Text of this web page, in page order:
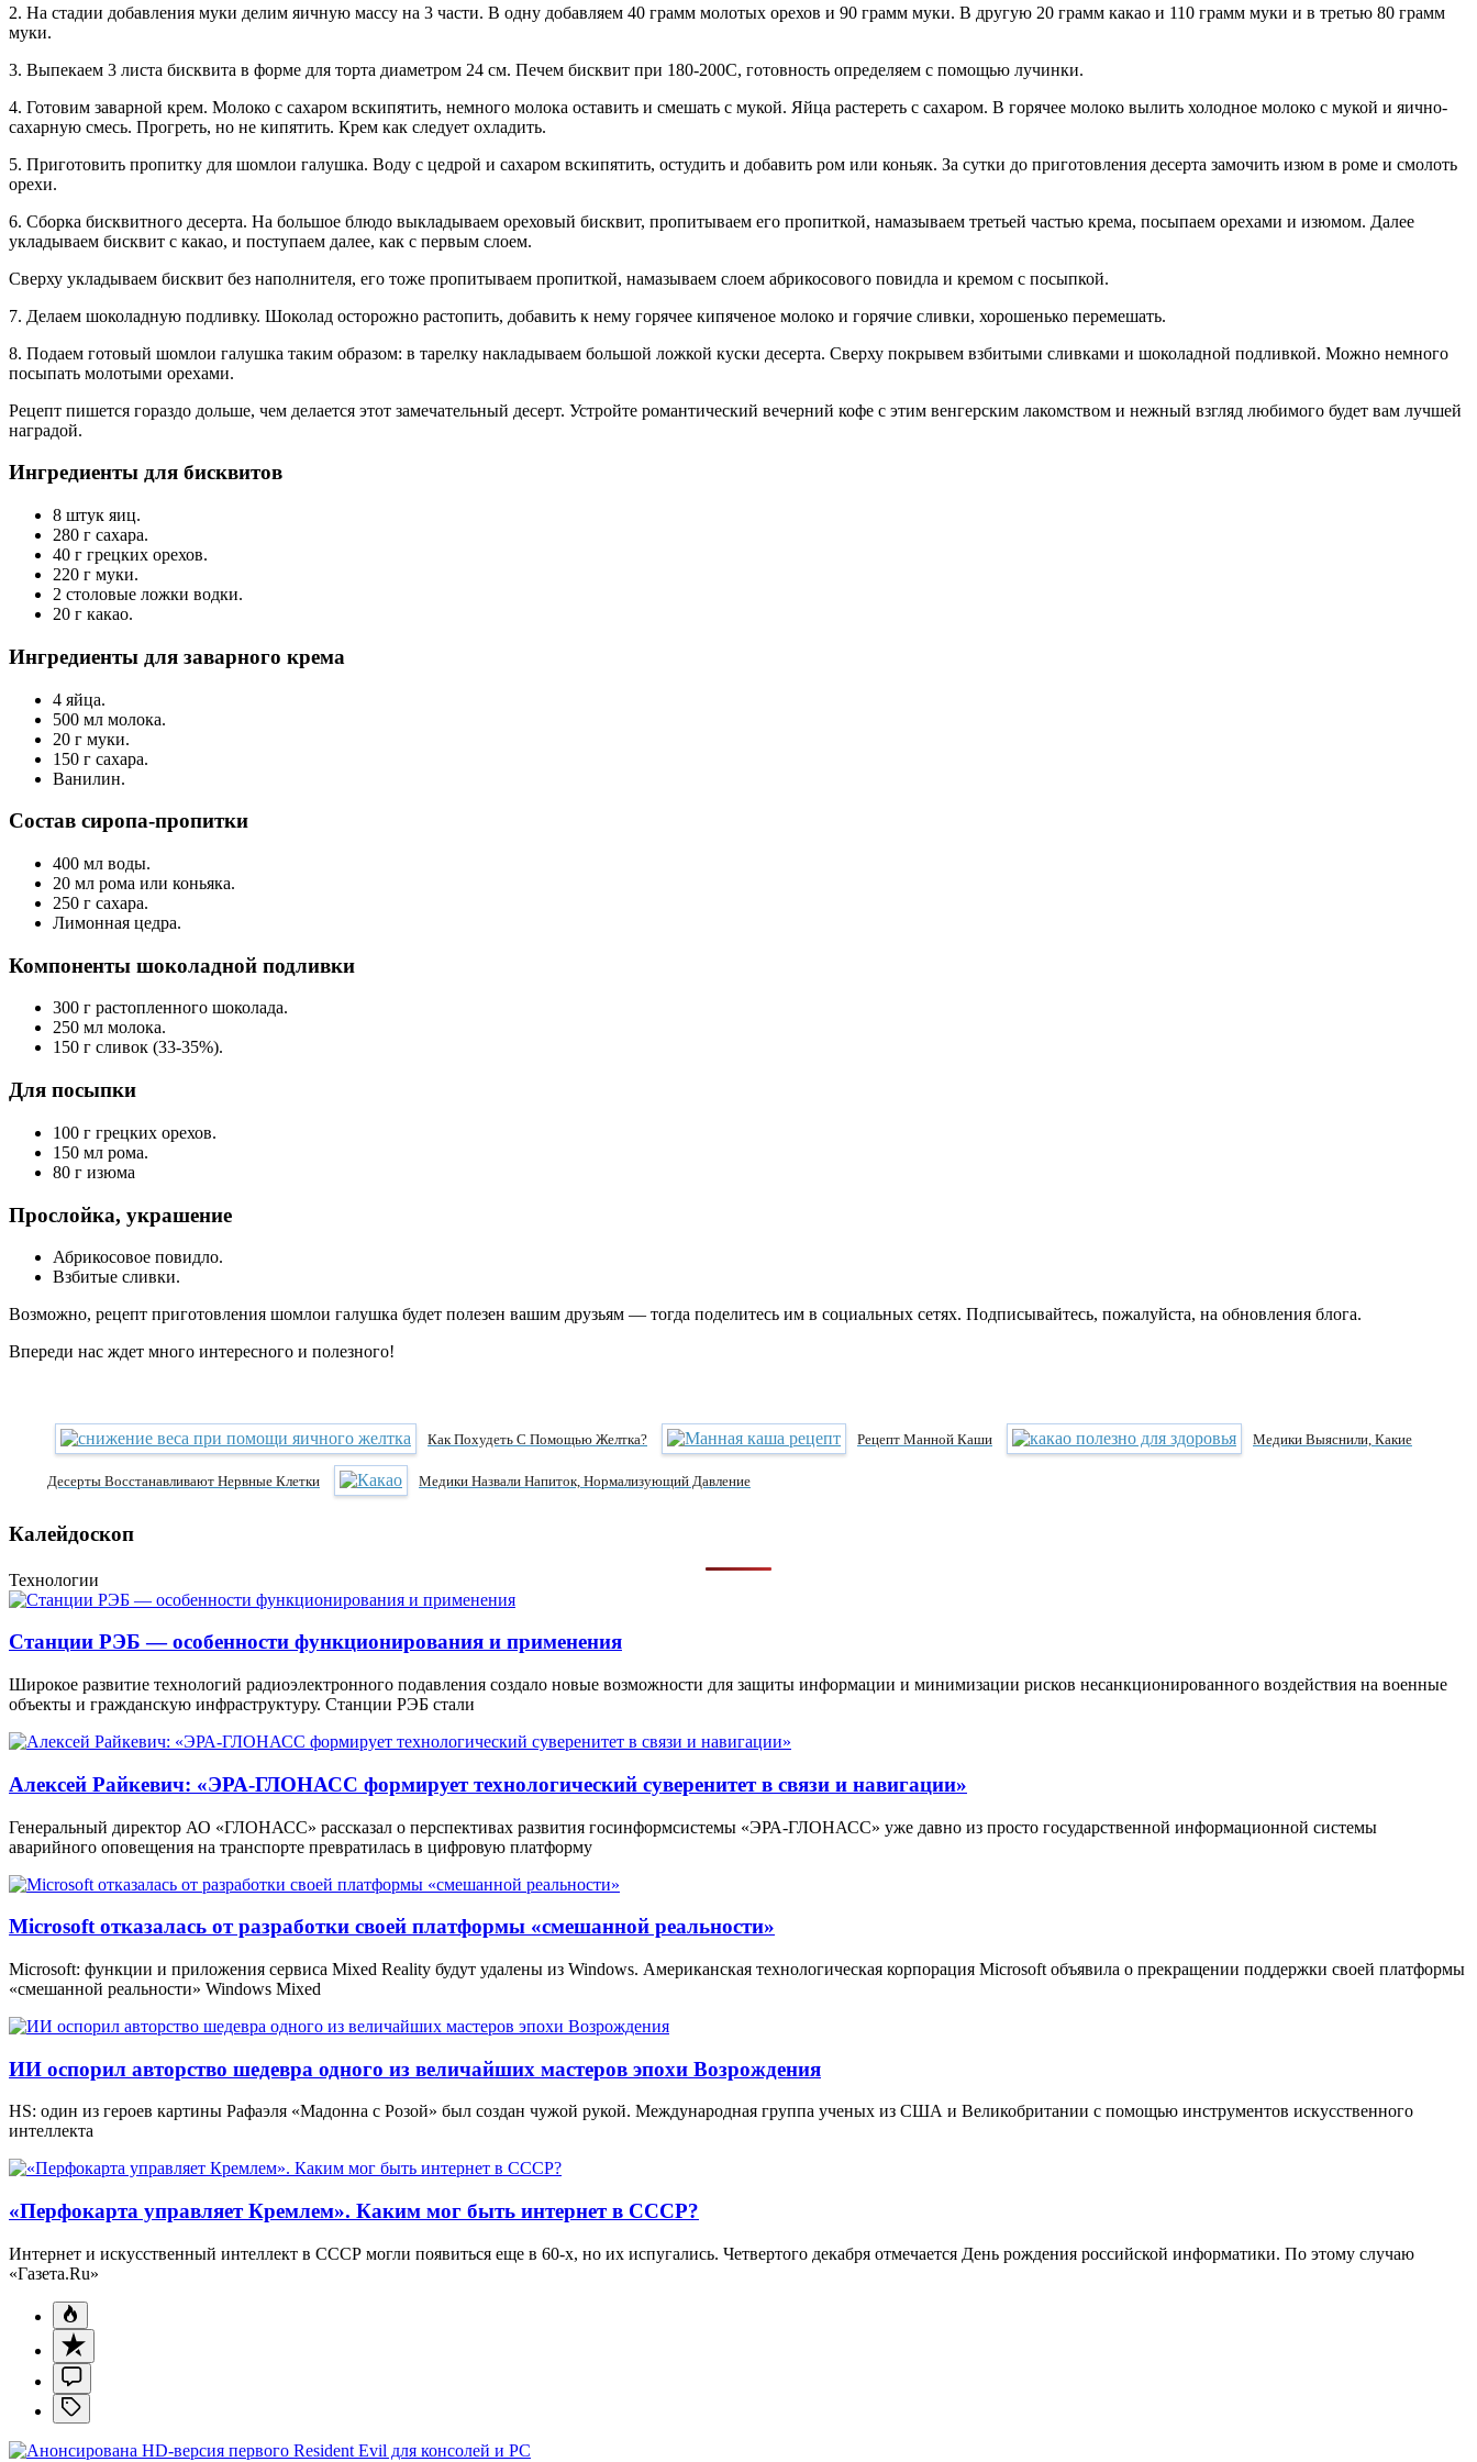
2. На стадии добавления муки делим яичную массу на 3 части. В одну добавляем 40 грамм молотых орехов и 90 грамм муки. В другую 20 грамм какао и 110 грамм муки и в третью 80 грамм
муки.
3. Выпекаем 3 листа бисквита в форме для торта диаметром 24 см. Печем бисквит при 180-200С, готовность определяем с помощью лучинки.
4. Готовим заварной крем. Молоко с сахаром вскипятить, немного молока оставить и смешать с мукой. Яйца растереть с сахаром. В горячее молоко вылить холодное молоко с мукой и яично-
сахарную смесь. Прогреть, но не кипятить. Крем как следует охладить.
5. Приготовить пропитку для шомлои галушка. Воду с цедрой и сахаром вскипятить, остудить и добавить ром или коньяк. За сутки до приготовления десерта замочить изюм в роме и смолоть
орехи.
6. Сборка бисквитного десерта. На большое блюдо выкладываем ореховый бисквит, пропитываем его пропиткой, намазываем третьей частью крема, посыпаем орехами и изюмом. Далее
укладываем бисквит с какао, и поступаем далее, как с первым слоем.
Сверху укладываем бисквит без наполнителя, его тоже пропитываем пропиткой, намазываем слоем абрикосового повидла и кремом с посыпкой.
7. Делаем шоколадную подливку. Шоколад осторожно растопить, добавить к нему горячее кипяченое молоко и горячие сливки, хорошенько перемешать.
8. Подаем готовый шомлои галушка таким образом: в тарелку накладываем большой ложкой куски десерта. Сверху покрывем взбитыми сливками и шоколадной подливкой. Можно немного
посыпать молотыми орехами.
Рецепт пишется гораздо дольше, чем делается этот замечательный десерт. Устройте романтический вечерний кофе с этим венгерским лакомством и нежный взгляд любимого будет вам лучшей
наградой.
Ингредиенты для бисквитов
8 штук яиц.
280 г сахара.
40 г грецких орехов.
220 г муки.
2 столовые ложки водки.
20 г какао.
Ингредиенты для заварного крема
4 яйца.
500 мл молока.
20 г муки.
150 г сахара.
Ванилин.
Состав сиропа-пропитки
400 мл воды.
20 мл рома или коньяка.
250 г сахара.
Лимонная цедра.
Компоненты шоколадной подливки
300 г растопленного шоколада.
250 мл молока.
150 г сливок (33-35%).
Для посыпки
100 г грецких орехов.
150 мл рома.
80 г изюма
Прослойка, украшение
Абрикосовое повидло.
Взбитые сливки.
Возможно, рецепт приготовления шомлои галушка будет полезен вашим друзьям — тогда поделитесь им в социальных сетях. Подписывайтесь, пожалуйста, на обновления блога.
Впереди нас ждет много интересного и полезного!
Как Похудеть С Помощью Желтка? Рецепт Манной Каши Медики Выяснили, Какие
Десерты Восстанавливают Нервные Клетки Медики Назвали Напиток, Нормализующий Давление
Калейдоскоп
Технологии
Станции РЭБ — особенности функционирования и применения
Широкое развитие технологий радиоэлектронного подавления создало новые возможности для защиты информации и минимизации рисков несанкционированного воздействия на военные
объекты и гражданскую инфраструктуру. Станции РЭБ стали
Алексей Райкевич: «ЭРА-ГЛОНАСС формирует технологический суверенитет в связи и навигации»
Генеральный директор АО «ГЛОНАСС» рассказал о перспективах развития госинформсистемы «ЭРА-ГЛОНАСС» уже давно из просто государственной информационной системы
аварийного оповещения на транспорте превратилась в цифровую платформу
Microsoft отказалась от разработки своей платформы «смешанной реальности»
Microsoft: функции и приложения сервиса Mixed Reality будут удалены из Windows. Американская технологическая корпорация Microsoft объявила о прекращении поддержки своей платформы
«смешанной реальности» Windows Mixed
ИИ оспорил авторство шедевра одного из величайших мастеров эпохи Возрождения
HS: один из героев картины Рафаэля «Мадонна с Розой» был создан чужой рукой. Международная группа ученых из США и Великобритании с помощью инструментов искусственного
интеллекта
«Перфокарта управляет Кремлем». Каким мог быть интернет в СССР?
Интернет и искусственный интеллект в СССР могли появиться еще в 60-х, но их испугались. Четвертого декабря отмечается День рождения российской информатики. По этому случаю
«Газета.Ru»